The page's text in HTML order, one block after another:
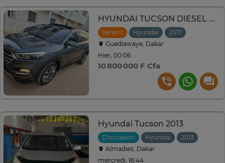
HYUNDAI TUCSON DIESEL AUTOMATIQUE 2.0
Venant Hyundai 2017
Guediawaye, Dakar
Hier, 00:06
10 800 000 F Cfa
Hyundai Tucson 2013
D'occasion Hyundai 2013
Almadies, Dakar
mercredi, 16:44